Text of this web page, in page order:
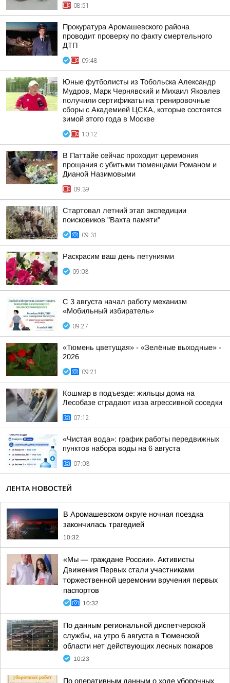
08:51
Прокуратура Аромашевского района
проводит проверку по факту смертельного
ДТП
09:48
Юные футболисты из Тобольска Александр
Мудров, Марк Чернявский и Михаил Яковлев
получили сертификаты на тренировочные
сборы с Академией ЦСКА, которые состоятся
зимой этого года в Москве
10:12
В Паттайе сейчас проходит церемония
прощания с убитыми тюменцами Романом и
Дианой Назимовыми
09:39
Стартовал летний этап экспедиции
поисковиков "Вахта памяти"
09:31
Раскрасим ваш день петуниями
09:03
С 3 августа начал работу механизм
«Мобильный избиратель»
09:27
«Тюмень цветущая» - «Зелёные выходные» -
2026
09:21
Кошмар в подъезде: жильцы дома на
Лесобазе страдают изза агрессивной соседки
07:12
«Чистая вода»: график работы передвижных
пунктов набора воды на 6 августа
07:03
ЛЕНТА НОВОСТЕЙ
В Аромашевском округе ночная поездка
закончилась трагедией
10:32
«Мы — граждане России». Активисты
Движения Первых стали участниками
торжественной церемонии вручения первых
паспортов
10:32
По данным региональной диспетчерской
службы, на утро 6 августа в Тюменской
области нет действующих лесных пожаров
10:23
По оперативным данным о ходе уборочных